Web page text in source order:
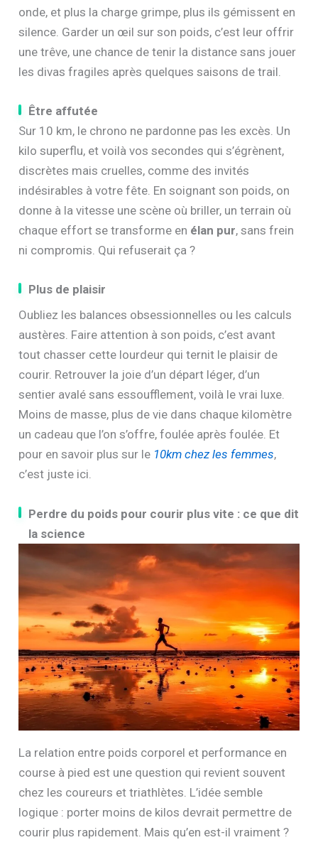
onde, et plus la charge grimpe, plus ils gémissent en
silence. Garder un œil sur son poids, c’est leur offrir
une trêve, une chance de tenir la distance sans jouer
les divas fragiles après quelques saisons de trail.
Être affutée
Sur 10 km, le chrono ne pardonne pas les excès. Un
kilo superflu, et voilà vos secondes qui s’égrènent,
discrètes mais cruelles, comme des invités
indésirables à votre fête. En soignant son poids, on
donne à la vitesse une scène où briller, un terrain où
chaque effort se transforme en élan pur, sans frein
ni compromis. Qui refuserait ça ?
Plus de plaisir
Oubliez les balances obsessionnelles ou les calculs
austères. Faire attention à son poids, c’est avant
tout chasser cette lourdeur qui ternit le plaisir de
courir. Retrouver la joie d’un départ léger, d’un
sentier avalé sans essoufflement, voilà le vrai luxe.
Moins de masse, plus de vie dans chaque kilomètre
un cadeau que l’on s’offre, foulée après foulée. Et
pour en savoir plus sur le 10km chez les femmes,
c’est juste ici.
Perdre du poids pour courir plus vite : ce que dit
la science
La relation entre poids corporel et performance en
course à pied est une question qui revient souvent
chez les coureurs et triathlètes. L’idée semble
logique : porter moins de kilos devrait permettre de
courir plus rapidement. Mais qu’en est-il vraiment ?